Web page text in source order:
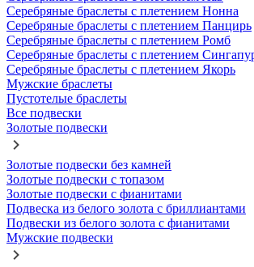
Серебряные браслеты с плетением Нонна
Серебряные браслеты с плетением Панцирь
Серебряные браслеты с плетением Ромб
Серебряные браслеты с плетением
Серебряные браслеты с плетением Якорь
Мужские браслеты
Пустотелые браслеты
Все подвески
Золотые подвески
Золотые подвески без камней
Золотые подвески с топазом
Золотые подвески с фианитами
Подвеска из белого золота с бриллиантами
Подвески из белого золота с фианитами
Мужские подвески